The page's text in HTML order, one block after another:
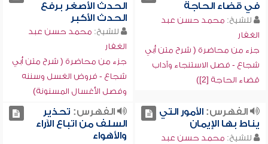
في قضاء الحاجة
للشيخ: محمد حسن عبد
الغفار
جزء من محاضرة ( شرح متن أبي
شجاع - فصل الاستنجاء وآداب
قضاء الحاجة [2])
الحدث الأصغر برفع
الحدث الأكبر
للشيخ: محمد حسن عبد
الغفار
جزء من محاضرة ( شرح متن أبي
شجاع - فروض الغسل وسننه
وفصل الأغسال المسنونة)
الفهرس:الأمور التي
يناط بها الإيمان
للشيخ: محمد حسن عبد
الفهرس: تحذير
السلف من اتباع الآراء
والأهواء